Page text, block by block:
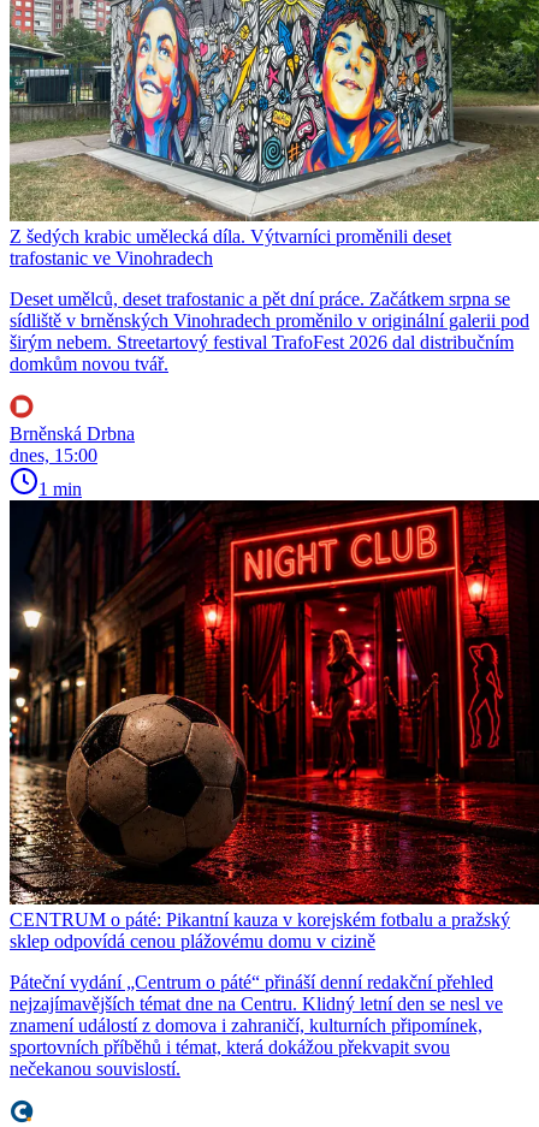
Z šedých krabic umělecká díla. Výtvarníci proměnili deset
trafostanic ve Vinohradech
Deset umělců, deset trafostanic a pět dní práce. Začátkem srpna se
sídliště v brněnských Vinohradech proměnilo v originální galerii pod
širým nebem. Streetartový festival TrafoFest 2026 dal distribučním
domkům novou tvář.
Brněnská Drbna
dnes, 15:00
1 min
CENTRUM o páté: Pikantní kauza v korejském fotbalu a pražský
sklep odpovídá cenou plážovému domu v cizině
Páteční vydání „Centrum o páté“ přináší denní redakční přehled
nejzajímavějších témat dne na Centru. Klidný letní den se nesl ve
znamení událostí z domova i zahraničí, kulturních připomínek,
sportovních příběhů i témat, která dokážou překvapit svou
nečekanou souvislostí.